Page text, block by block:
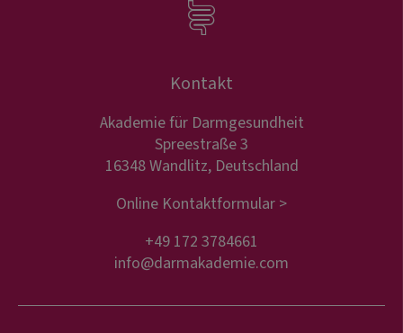
Kontakt
Akademie für Darmgesundheit
Spreestraße 3
16348 Wandlitz, Deutschland
Online Kontaktformular >
+49 172 3784661
info@darmakademie.com